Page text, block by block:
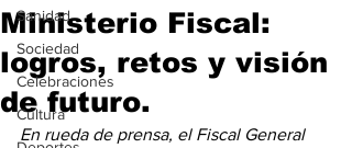
Sanidad
Sociedad
Celebraciones
Cultura
Ministerio Fiscal:
logros, retos y visión
de futuro.
En rueda de prensa, el Fiscal General